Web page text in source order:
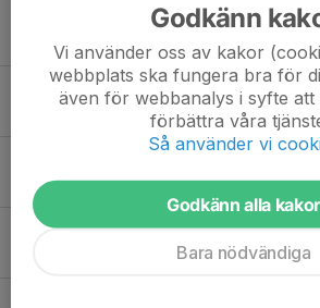
Kent Vinsa är AIF trogen
14 jul, 11:50
Snart dags för dragning av
9 jul, 08:57
13 jun, 14:30
Roland ”Ostis” Eriksson 75 år
Godkänn
Vi använder oss av kakor
webbplats ska fungera bra för
även för webbanalys i syfte att
förbättra våra
Så använder vi
Godkänn alla kakor
Bara nödvändiga